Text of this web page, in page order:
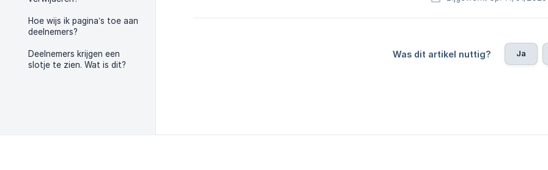
Hoe wijs ik pagina’s toe aan
deelnemers?
Deelnemers krijgen een
slotje te zien. Wat is dit?
Was dit artikel nuttig? Ja